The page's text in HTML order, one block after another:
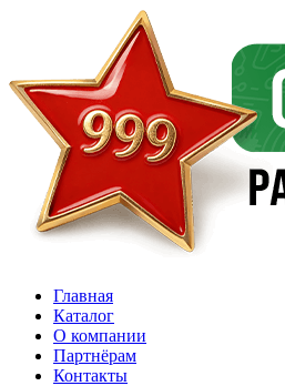
Главная
Каталог
О компании
Партнёрам
Контакты